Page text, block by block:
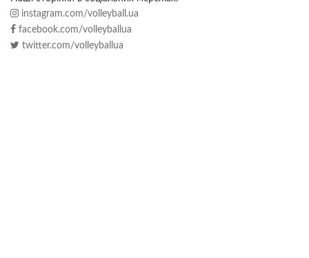
instagram.com/volleyball.ua
facebook.com/volleyballua
twitter.com/volleyballua